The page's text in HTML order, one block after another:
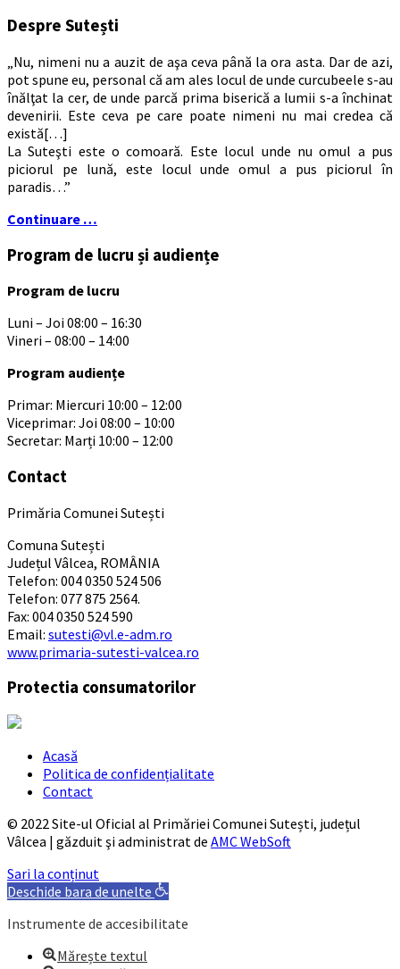
Despre Sutești
„Nu, nimeni nu a auzit de aşa ceva până la ora asta. Dar de azi,
pot spune eu, personal că am ales locul de unde curcubeele s-au
înălţat la cer, de unde parcă prima biserică a lumii s-a închinat
devenirii. Este ceva pe care poate nimeni nu mai credea că
există[…]
La Suteşti este o comoară. Este locul unde nu omul a pus
piciorul pe lună, este locul unde omul a pus piciorul în
paradis…”
Continuare …
Program de lucru și audiențe
Program de lucru
Luni – Joi 08:00 – 16:30
Vineri – 08:00 – 14:00
Program audiențe
Primar: Miercuri 10:00 – 12:00
Viceprimar: Joi 08:00 – 10:00
Secretar: Marți 10:00 – 12:00
Contact
Primăria Comunei Sutești
Comuna Sutești
Județul Vâlcea, ROMÂNIA
Telefon: 004 0350 524 506
Telefon: 077 875 2564.
Fax: 004 0350 524 590
Email: sutesti@vl.e-adm.ro
www.primaria-sutesti-valcea.ro
Protectia consumatorilor
Acasă
Politica de confidențialitate
Contact
© 2022 Site-ul Oficial al Primăriei Comunei Sutești, județul
Vâlcea | găzduit şi administrat de AMC WebSoft
Sari la conținut
Deschide bara de unelte
Instrumente de accesibilitate
Mărește textul